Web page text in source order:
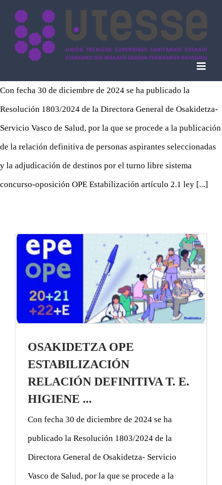
content
Con fecha 30 de diciembre de 2024 se ha publicado la
Resolución 1803/2024 de la Directora General de Osakidetza-
Servicio Vasco de Salud, por la que se procede a la publicación
de la relación definitiva de personas aspirantes seleccionadas
y la adjudicación de destinos por el turno libre sistema
concurso-oposición OPE Estabilización artículo 2.1 ley [...]
OSAKIDETZA OPE
ESTABILIZACIÓN
RELACIÓN DEFINITIVA T. E.
HIGIENE ...
Con fecha 30 de diciembre de 2024 se ha
publicado la Resolución 1803/2024 de la
Directora General de Osakidetza- Servicio
Vasco de Salud, por la que se procede a la